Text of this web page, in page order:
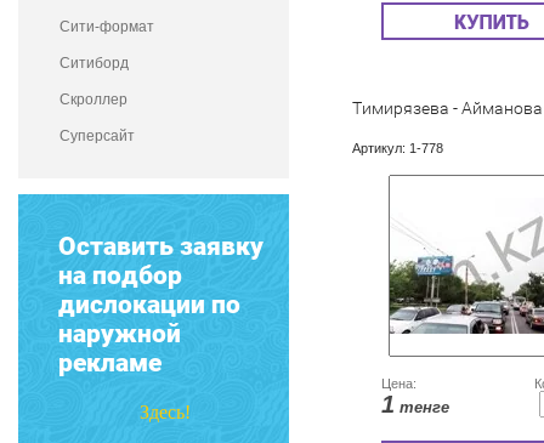
Сити-формат
Ситиборд
Скроллер
Суперсайт
Оставить заявку
на подбор
дислокации по
наружной
рекламе
Здесь!
Тимирязева - Айманова
Артикул: 1-778
Цена:
1 тенге